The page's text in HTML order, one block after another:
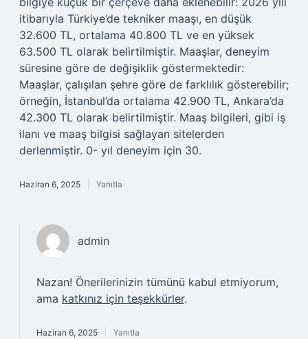
itibarıyla Türkiye’de tekniker maaşı, en düşük
32.600 TL, ortalama 40.800 TL ve en yüksek
63.500 TL olarak belirtilmiştir. Maaşlar, deneyim
süresine göre de değişiklik göstermektedir:
Maaşlar, çalışılan şehre göre de farklılık gösterebilir;
örneğin, İstanbul’da ortalama 42.900 TL, Ankara’da
42.300 TL olarak belirtilmiştir. Maaş bilgileri, gibi iş
ilanı ve maaş bilgisi sağlayan sitelerden
derlenmiştir. 0- yıl deneyim için 30.
Haziran 6, 2025 Yanıtla
admin
Nazan! Önerilerinizin tümünü kabul etmiyorum,
ama katkınız için teşekkürler.
Haziran 6, 2025 Yanıtla